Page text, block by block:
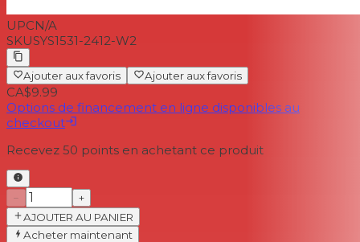
UPCN/A
SKUSYS1531-2412-W2
Ajouter aux favoris Ajouter aux favoris
CA$9.99
Options de financement en ligne disponibles au
checkout
Recevez 50 points en achetant ce produit
−
+
AJOUTER AU PANIER
Acheter maintenant